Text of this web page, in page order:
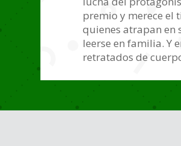
premio y merece el
quienes atrapan en
leerse en familia. Y
retratados de